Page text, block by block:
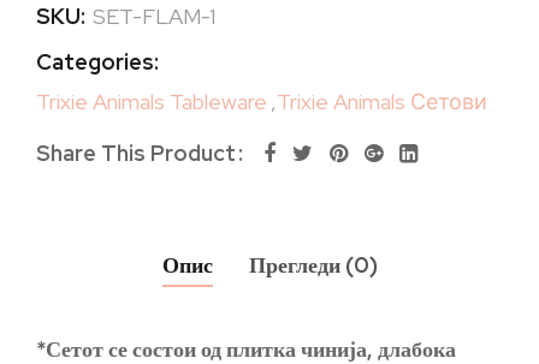
SKU: SET-FLAM-1
Categories:
Trixie Animals Tableware ,Trixie Animals Сетови
Share This Product
Опис Прегледи (0)
*Сетот се состои од плитка чинија, длабока